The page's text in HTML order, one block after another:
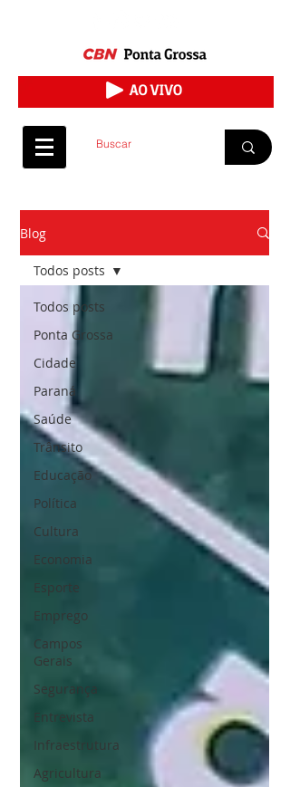
Blog
Todos posts
Ponta Grossa
Cidade
Paraná
Saúde
Trânsito
Educação
Política
Cultura
Economia
Esporte
Emprego
Campos
Gerais
Segurança
Entrevista
Infraestrutura
Agricultura
Todos posts